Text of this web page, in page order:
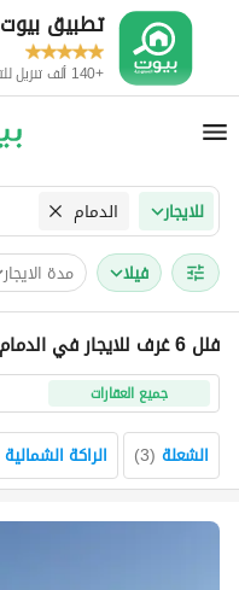
تطبيق بيوت
+140 ألف تنزيل للتطبيق
للايجار الدمام
فیلا مدة الايجار
فلل 6 غرف للايجار في الدمام
جميع العقارات
الشعلة (
3
) الراكة الشمالية